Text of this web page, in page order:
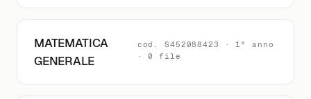
MATEMATICA
GENERALE
cod. S452088423 · 1° anno
· 0 file